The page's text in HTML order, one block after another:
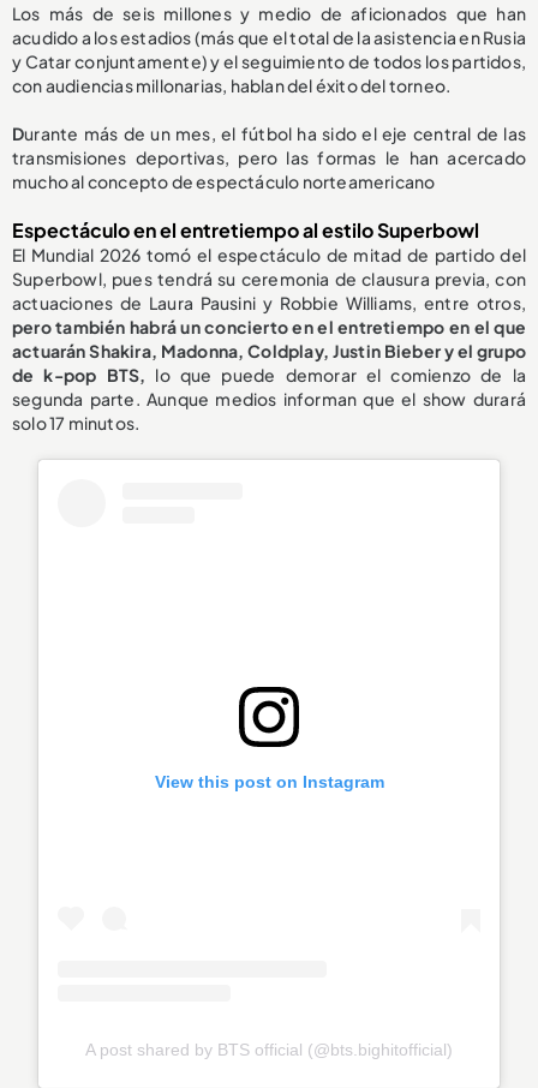
Los más de seis millones y medio de aficionados que han
acudido a los estadios (más que el total de la asistencia en Rusia
y Catar conjuntamente) y el seguimiento de todos los partidos,
con audiencias millonarias, hablan del éxito del torneo.
Durante más de un mes, el fútbol ha sido el eje central de las
transmisiones deportivas, pero las formas le han acercado
mucho al concepto de espectáculo norteamericano
Espectáculo en el entretiempo al estilo Superbowl
El Mundial 2026 tomó el espectáculo de mitad de partido del
Superbowl, pues tendrá su ceremonia de clausura previa, con
actuaciones de Laura Pausini y Robbie Williams, entre otros,
pero también habrá un concierto en el entretiempo en el que
actuarán Shakira, Madonna, Coldplay, Justin Bieber y el grupo
de k-pop BTS, lo que puede demorar el comienzo de la
segunda parte. Aunque medios informan que el show durará
solo 17 minutos.
View this post on Instagram
A post shared by BTS official (@bts.bighitofficial)